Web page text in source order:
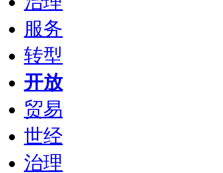
服务
转型
开放
贸易
世经
治理